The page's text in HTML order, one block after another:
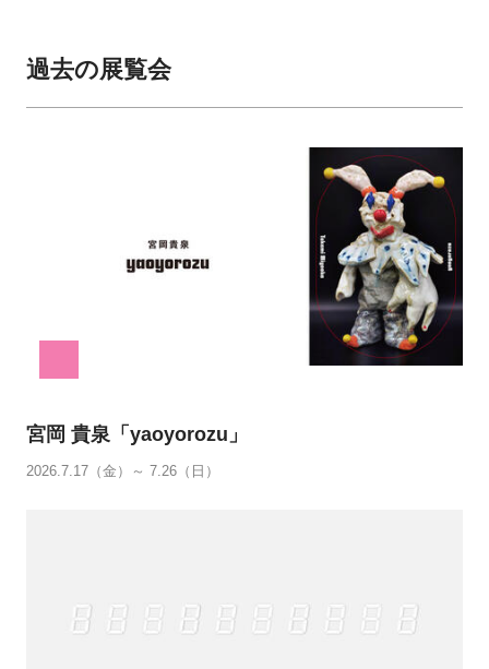
過去の展覧会
宮岡 貴泉「yaoyorozu」
2026.7.17（金）～ 7.26（日）